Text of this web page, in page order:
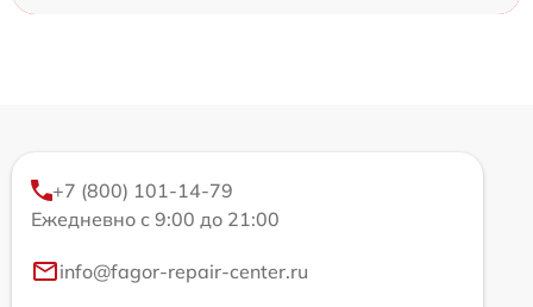
+7 (800) 101-14-79
Ежедневно с 9:00 до 21:00
info@fagor-repair-center.ru